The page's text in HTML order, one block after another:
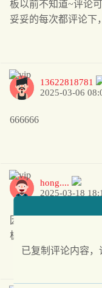
板以前不知道~评论
妥妥的每次都评论下
13622818781
2025-03-06
666666
hong....
2025-03-18
因为本大爷很懒不想
板以前不知道~评论
已复制评论内容